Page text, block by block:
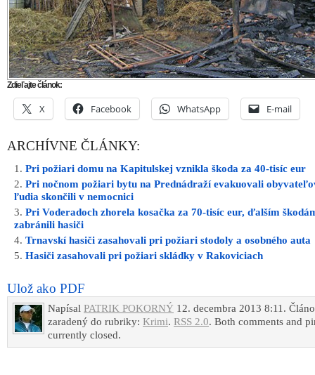
Zdieľajte článok:
X Facebook WhatsApp E-mail
ARCHÍVNE ČLÁNKY:
Pri požiari domu na Kapitulskej vznikla škoda za 40-tisíc eur
Pri nočnom požiari bytu na Prednádraží evakuovali
ľudia skončili v nemocnici
Pri Voderadoch zhorela kosačka za 70-tisíc eur, ďalším
zabránili hasiči
Trnavskí hasiči zasahovali pri požiari stodoly a osobného auta
Hasiči zasahovali pri požiari skládky v Rakoviciach
Ulož ako PDF
Napísal PATRIK POKORNÝ 12. decembra 2013 8:11.
zaradený do rubriky: Krimi. RSS 2.0. Both comments and
currently closed.